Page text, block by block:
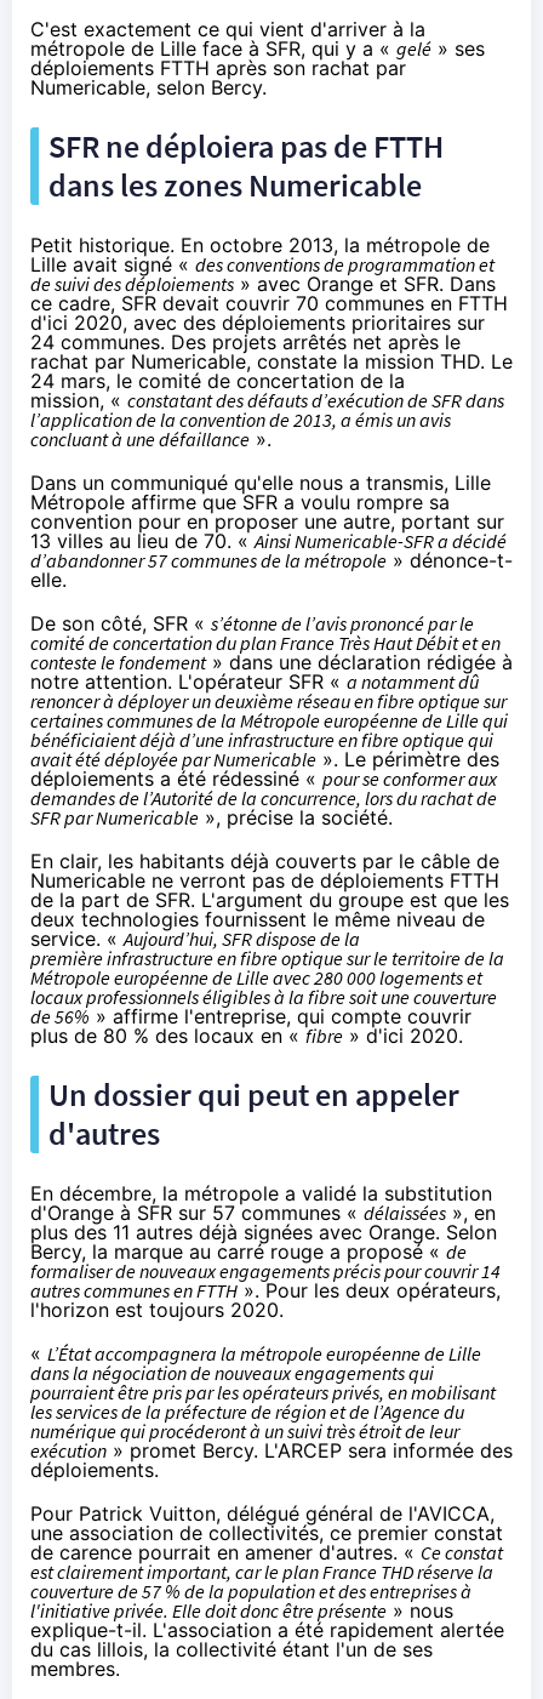
C'est exactement ce qui vient d'arriver à la
métropole de Lille face à SFR, qui y a « gelé » ses
déploiements FTTH après son rachat par
Numericable, selon Bercy.
SFRne déploiera pas de FTTH
dans les zones Numericable
Petit historique. En octobre 2013, la métropole de
Lille avait signé « des conventions de programmation et
de suivi des déploiements » avec Orange et SFR. Dans
ce cadre, SFR devait couvrir 70 communes en FTTH
d'ici 2020, avec des déploiements prioritaires sur
24 communes. Des projets arrêtés net après le
rachat par Numericable, constate la mission THD. Le
24 mars, le comité de concertation de la
mission, « constatant des défauts d’exécution deSFRdans
l’application de la convention de 2013, a émis un avis
concluant à une défaillance ».
Dans un communiqué qu'elle nous a transmis, Lille
Métropole affirme que SFR a voulu rompre sa
convention pour en proposer une autre, portant sur
13 villes au lieu de 70. «Ainsi Numericable-SFRa décidé
d’abandonner 57 communes de la métropole » dénonce-t-
elle.
De son côté, SFR « s’étonne de l’avis prononcé par le
comité de concertation du plan France Très Haut Débit et en
conteste le fondement» dans une déclaration rédigée à
notre attention. L'opérateur SFR « a notamment dû
renoncer à déployer un deuxième réseau en fibre optique sur
certaines communes de la Métropole européenne de Lille qui
bénéficiaient déjà d’une infrastructure en fibre optique qui
avait été déployée par Numericable ». Le périmètre des
déploiements a été rédessiné « pour se conformer aux
demandes de l’Autorité de la concurrence, lors du rachat de
SFRpar Numericable », précise la société.
En clair, les habitants déjà couverts par le câble de
Numericable ne verront pas de déploiements FTTH
de la part de SFR. L'argument du groupe est que les
deux technologies fournissent le même niveau de
service. «Aujourd’hui, SFRdispose de la
premièreinfrastructure en fibre optique sur le territoire de la
Métropole européenne de Lille avec 280 000 logements et
locaux professionnels éligibles à la fibresoit une couverture
de 56% » affirme l'entreprise, qui compte couvrir
plus de 80 % des locaux en « fibre » d'ici 2020.
Un dossier qui peut en appeler
d'autres
En décembre, la métropole a validé la substitution
d'Orange à SFR sur 57 communes « délaissées », en
plus des 11 autres déjà signées avec Orange. Selon
Bercy, la marque au carré rouge a proposé « de
formaliser de nouveaux engagements précis pour couvrir 14
autres communes en FTTH ». Pour les deux opérateurs,
l'horizon est toujours 2020.
« L’État accompagnera la métropole européenne de Lille
dans la négociation de nouveaux engagements qui
pourraient être pris par les opérateurs privés, en mobilisant
les services de la préfecture de région et de l’Agence du
numérique qui procéderont à un suivi très étroit de leur
exécution » promet Bercy. L'ARCEP sera informée des
déploiements.
Pour Patrick Vuitton, délégué général de l'AVICCA,
une association de collectivités, ce premier constat
de carence pourrait en amener d'autres. « Ce constat
est clairement important, car le plan France THD réserve la
couverture de 57 % de la population et des entreprises à
l'initiative privée. Elle doit donc être présente » nous
explique-t-il. L'association a été rapidement alertée
du cas lillois, la collectivité étant l'un de ses
membres.